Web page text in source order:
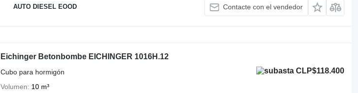
AUTO DIESEL EOOD Contacte con el vendedor
Eichinger Betonbombe EICHINGER 1016H.12
CLP$118.400
Cubo para hormigón
Volumen
10 m³